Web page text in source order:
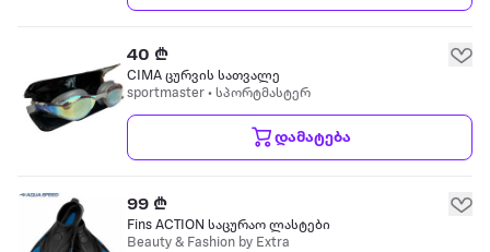
40 ₾
CIMA ცურვის სათვალე
sportmaster • სპორტმასტერ
დამატება
99 ₾
Fins ACTION საცურაო ლასტები
Beauty & Fashion by Extra